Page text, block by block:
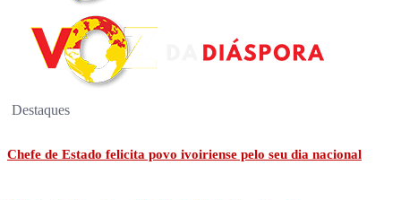
Destaques
Chefe de Estado felicita povo ivoiriense pelo seu dia nacional